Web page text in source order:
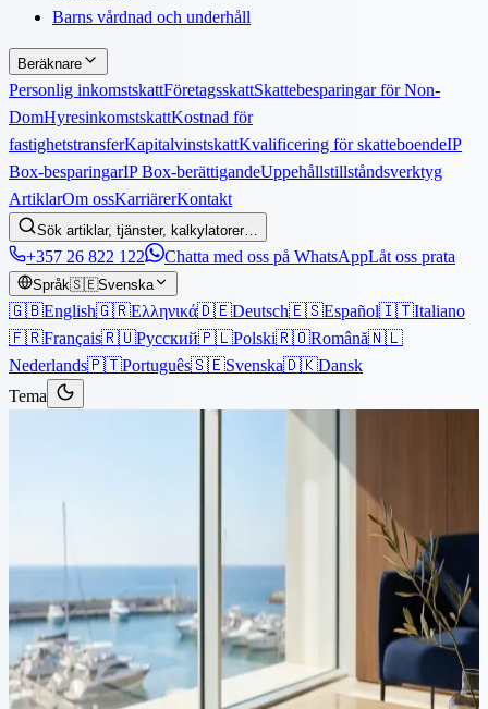
Barns vårdnad och underhåll
Beräknare
Personlig inkomstskattFöretagsskattSkattebesparingar för Non-
DomHyresinkomstskattKostnad för
fastighetstransferKapitalvinstskattKvalificering för skatteboendeIP
Box-besparingarIP Box-berättigandeUppehållstillståndsverktyg
ArtiklarOm ossKarriärerKontakt
Sök artiklar, tjänster, kalkylatorer…
+357 26 822 122 Chatta med oss på WhatsAppLåt oss prata
Språk🇸🇪Svenska
🇬🇧English🇬🇷Ελληνικά🇩🇪Deutsch🇪🇸Español🇮🇹Italiano
🇫🇷Français🇷🇺Русский🇵🇱Polski🇷🇴Română🇳🇱
Nederlands🇵🇹Português🇸🇪Svenska🇩🇰Dansk
Tema
Cyprus Investmentföretag
(CIF): Rättslig Ram,
Licensiering och
Affärsmöjligheter